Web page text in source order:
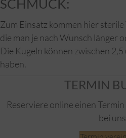
SCHMUCK:
Zum Einsatz kommen hier
die man je nach Wunsch länger
Die Kugeln können zwischen
haben.
TERMIN
Reserviere online einen
bei